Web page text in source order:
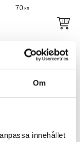
Om
innehållet
70KR
i favoriter